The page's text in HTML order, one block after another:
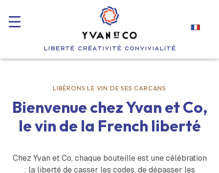
LIBERTÉ CRÉATIVITÉ CONVIVIALITÉ
LIBÉRONS LE VIN DE SES CARCANS
Bienvenue chez Yvan et Co,
le vin de la French liberté
Chez Yvan et Co, chaque bouteille est une célébration
: la liberté de casser les codes, de dépasser les